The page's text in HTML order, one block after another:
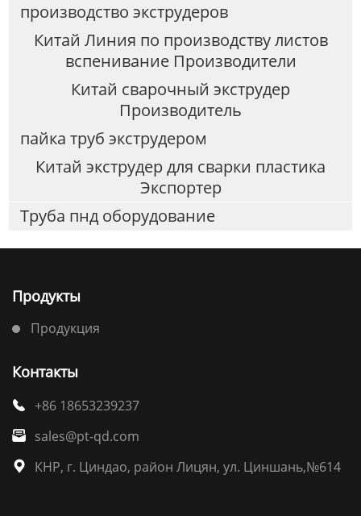
производство экструдеров
Китай Линия по производству листов
вспенивание Производители
Китай сварочный экструдер
Производитель
пайка труб экструдером
Китай экструдер для сварки пластика
Экспортер
Труба пнд оборудование
Продукты
Продукция
Контакты
 +86 18653239237
 sales@pt-qd.com
 КНР, г. Циндао, район Лицян, ул. Циншань,№614